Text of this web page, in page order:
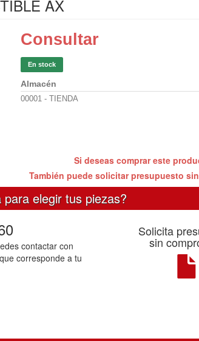
AX
Consultar
En stock
Almacén
00001 - TIENDA
Si deseas comprar este
También puede solicitar presupuesto
elegir tus piezas?
contactar con
corresponde a tu
Solicita
sin